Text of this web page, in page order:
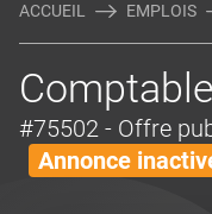
ACCUEIL EMPLOIS
#75502 - Offre
Annonce